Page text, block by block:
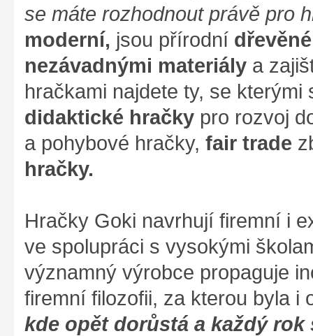
se máte rozhodnout právě pro
moderní, jsou přírodní
nezávadnými materiály a
hračkami najdete ty, se
didaktické hračky pro rozvoj
a pohybové hračky, fair trade
hračky.
Hračky Goki navrhují firemní i
ve spolupráci s vysokými
významný výrobce propaguje
firemní filozofii, za kterou byla i
kde opět dorůstá a každý